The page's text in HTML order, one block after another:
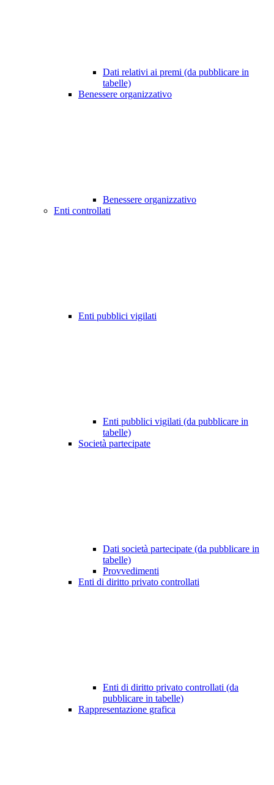
Dati relativi ai premi (da pubblicare in
tabelle)
Benessere organizzativo
Benessere organizzativo
Enti controllati
Enti pubblici vigilati
Enti pubblici vigilati (da pubblicare in
tabelle)
Società partecipate
Dati società partecipate (da pubblicare in
tabelle)
Provvedimenti
Enti di diritto privato controllati
Enti di diritto privato controllati (da
pubblicare in tabelle)
Rappresentazione grafica